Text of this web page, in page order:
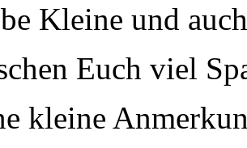
Kleine und
Euch viel
kleine